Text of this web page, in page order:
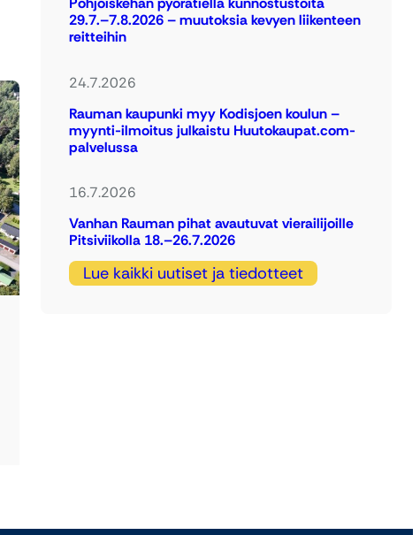
29.7.–7.8.2026 – muutoksia kevyen liikenteen
reitteihin
24.7.2026
Rauman kaupunki myy Kodisjoen koulun –
myynti-ilmoitus julkaistu Huutokaupat.com-
palvelussa
16.7.2026
Vanhan Rauman pihat avautuvat vierailijoille
Pitsiviikolla 18.–26.7.2026
Lue kaikki uutiset ja tiedotteet